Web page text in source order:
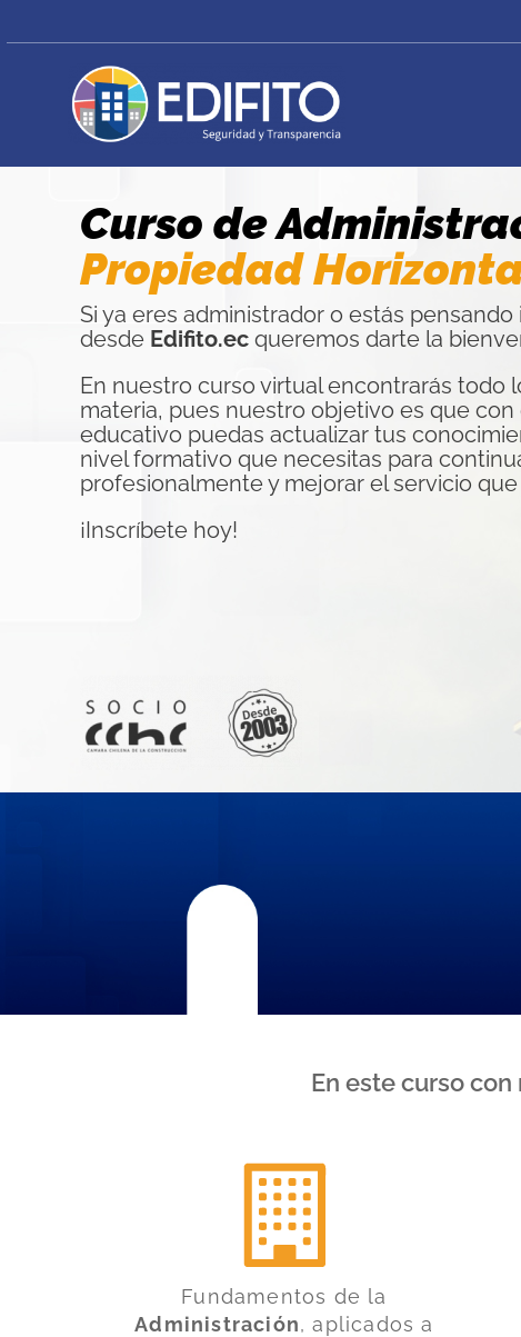
to
Curso de
Propiedad
Si ya eres administrador o estás
desde Edifito.ec queremos darte la
En nuestro curso virtual encontrarás todo
materia, pues nuestro objetivo es que
educativo puedas actualizar tus
nivel formativo que necesitas para
profesionalmente y mejorar el servicio
¡Inscríbete hoy!
En este curso
Fundamentos de la
Administración, aplicados a